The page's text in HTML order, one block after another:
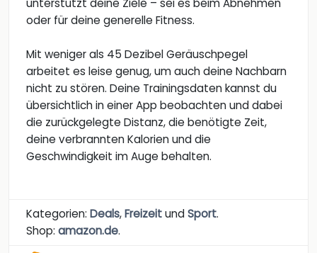
unterstützt deine Ziele – sei es beim Abnehmen
oder für deine generelle Fitness.
Mit weniger als 45 Dezibel Geräuschpegel
arbeitet es leise genug, um auch deine Nachbarn
nicht zu stören. Deine Trainingsdaten kannst du
übersichtlich in einer App beobachten und dabei
die zurückgelegte Distanz, die benötigte Zeit,
deine verbrannten Kalorien und die
Geschwindigkeit im Auge behalten.
Kategorien: Deals,FreizeitundSport.
Shop: amazon.de.